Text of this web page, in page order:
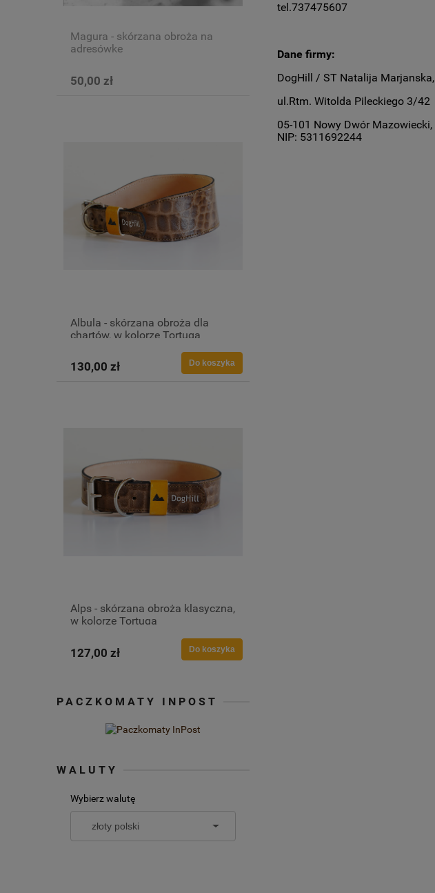
Magura - skórzana obroża na
adresówkę
50,00 zł
Albula - skórzana obroża dla
chartów, w kolorze Tortuga
130,00 zł Do koszyka
Alps - skórzana obroża klasyczna,
w kolorze Tortuga
127,00 zł Do koszyka
PACZKOMATY INPOST
WALUTY
Wybierz walutę
tel.737475607
Dane firmy:
DogHill / ST Natalija Marjanska,
ul.Rtm. Witolda Pileckiego 3/42
05-101 Nowy Dwór Mazowiecki,
NIP: 5311692244